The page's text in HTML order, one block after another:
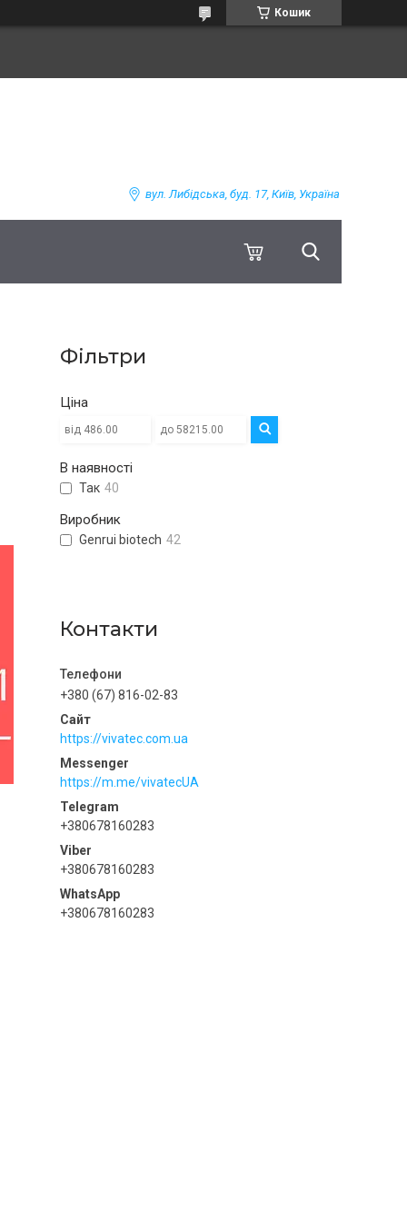
Кошик
вул. Либідська, буд. 17, Київ, Україна
Фільтри
Ціна
В наявності
Так 40
Виробник
Genrui biotech 42
Контакти
+380 (67) 816-02-83
https://vivatec.com.ua
https://m.me/vivatecUA
+380678160283
+380678160283
+380678160283